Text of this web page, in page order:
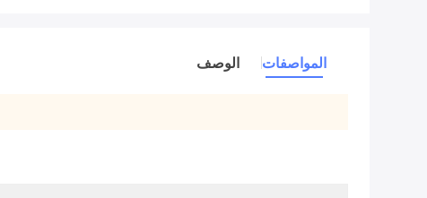
المواصفات الوصف